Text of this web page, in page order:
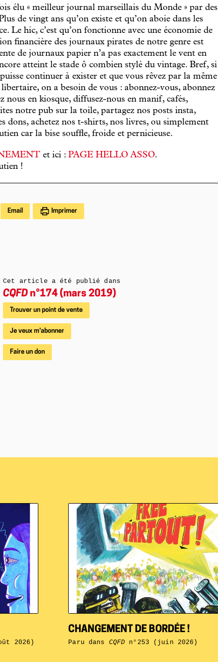
élu « meilleur journal marseillais du Monde » par des
de vingt ans qu’on existe et qu’on aboie dans les
Le hic, c’est qu’on fonctionne avec une économie de
financière des journaux pirates de notre genre est
de journaux papier n’a pas exactement le vent en
atteint le stade ô combien stylé du vintage. Bref, si
continuer à exister et que vous rêvez par la même
on a besoin de vous : abonnez-vous, abonnez
nous en kiosque, diffusez-nous en manif, cafés,
notre pub sur la toile, partagez nos posts insta,
dons, achetez nos t-shirts, nos livres, ou simplement
car la bise souffle, froide et pernicieuse.
et ici : PAGE HELLO ASSO.
!
Email Imprimer
Cet article a été publié dans
CQFD n°174 (mars 2019)
Trouver un point de vente
Je veux m'abonner
Faire un don
2026)
CHANGEMENT DE BORDÉE !
Paru dans CQFD n°253 (juin 2026)